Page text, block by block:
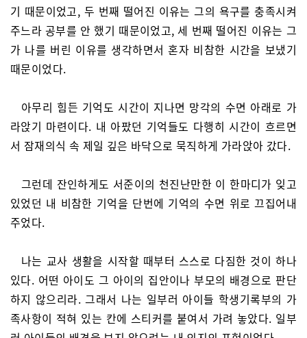
기 때문이었고, 두 번째 떨어진 이유는 그의 욕구를 충족시켜
주느라 공부를 안 했기 때문이었고, 세 번째 떨어진 이유는 그
가 나를 버린 이유를 생각하면서 혼자 비참한 시간을 보냈기
때문이었다.
아무리 힘든 기억도 시간이 지나면 망각의 수면 아래로 가
라앉기 마련이다. 내 아팠던 기억들도 다행히 시간이 흐르면
서 잠재의식 속 제일 깊은 바닥으로 묵직하게 가라앉아 갔다.
그런데 잔인하게도 서준이의 천진난만한 이 한마디가 잊고
있었던 내 비참한 기억을 단번에 기억의 수면 위로 끄집어내
주었다.
나는 교사 생활을 시작할 때부터 스스로 다짐한 것이 하나
있다. 어떤 아이도 그 아이의 집안이나 부모의 배경으로 판단
하지 않으리라. 그래서 나는 일부러 아이들 학생기록부의 가
족사항이 적혀 있는 칸에 스티커를 붙여서 가려 놓았다. 일부